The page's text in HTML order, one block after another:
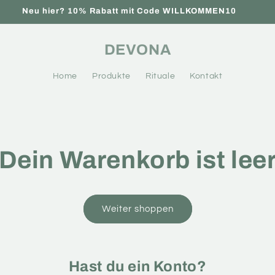
Neu hier? 10% Rabatt mit Code WILLKOMMEN10
DEVONA
Home Produkte Rituale Kontakt
Dein Warenkorb ist
Weiter shoppen
Hast du ein Konto?